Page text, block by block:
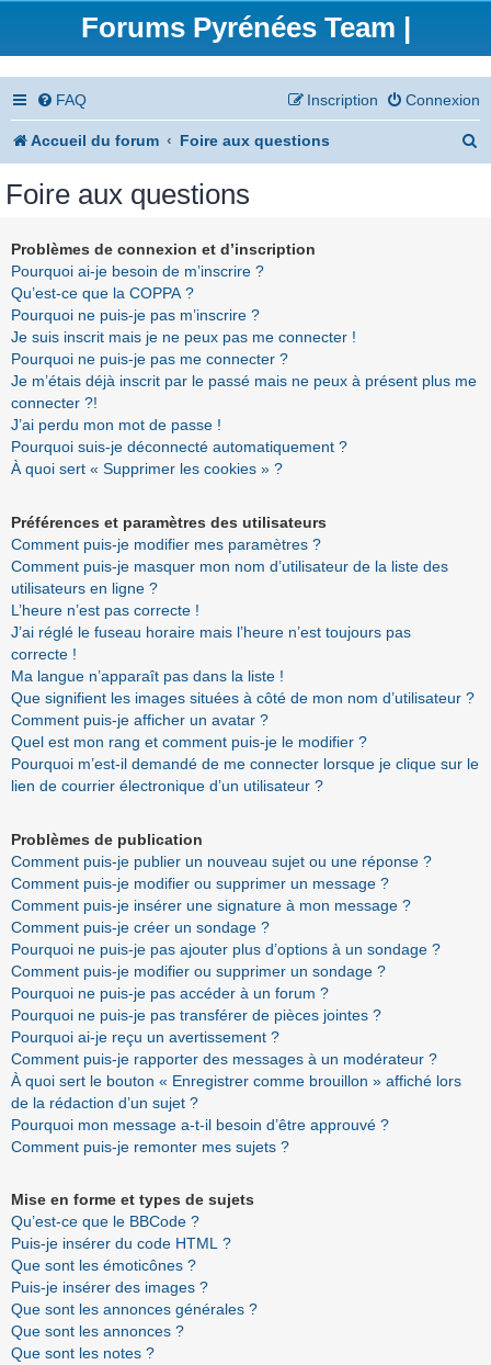
Forums Pyrénées Team |
FAQ Connexion
Inscription
Accueil du forum Foire aux questions
Foire aux questions
Problèmes de connexion et d’inscription
Pourquoi ai-je besoin de m’inscrire ?
Qu’est-ce que la COPPA ?
Pourquoi ne puis-je pas m’inscrire ?
Je suis inscrit mais je ne peux pas me connecter !
Pourquoi ne puis-je pas me connecter ?
Je m’étais déjà inscrit par le passé mais ne peux à présent plus me
connecter ?!
J’ai perdu mon mot de passe !
Pourquoi suis-je déconnecté automatiquement ?
À quoi sert « Supprimer les cookies » ?
Préférences et paramètres des utilisateurs
Comment puis-je modifier mes paramètres ?
Comment puis-je masquer mon nom d’utilisateur de la liste des
utilisateurs en ligne ?
L’heure n’est pas correcte !
J’ai réglé le fuseau horaire mais l’heure n’est toujours pas
correcte !
Ma langue n’apparaît pas dans la liste !
Que signifient les images situées à côté de mon nom d’utilisateur ?
Comment puis-je afficher un avatar ?
Quel est mon rang et comment puis-je le modifier ?
Pourquoi m’est-il demandé de me connecter lorsque je clique sur le
lien de courrier électronique d’un utilisateur ?
Problèmes de publication
Comment puis-je publier un nouveau sujet ou une réponse ?
Comment puis-je modifier ou supprimer un message ?
Comment puis-je insérer une signature à mon message ?
Comment puis-je créer un sondage ?
Pourquoi ne puis-je pas ajouter plus d’options à un sondage ?
Comment puis-je modifier ou supprimer un sondage ?
Pourquoi ne puis-je pas accéder à un forum ?
Pourquoi ne puis-je pas transférer de pièces jointes ?
Pourquoi ai-je reçu un avertissement ?
Comment puis-je rapporter des messages à un modérateur ?
À quoi sert le bouton « Enregistrer comme brouillon » affiché lors
de la rédaction d’un sujet ?
Pourquoi mon message a-t-il besoin d’être approuvé ?
Comment puis-je remonter mes sujets ?
Mise en forme et types de sujets
Qu’est-ce que le BBCode ?
Puis-je insérer du code HTML ?
Que sont les émoticônes ?
Puis-je insérer des images ?
Que sont les annonces générales ?
Que sont les annonces ?
Que sont les notes ?